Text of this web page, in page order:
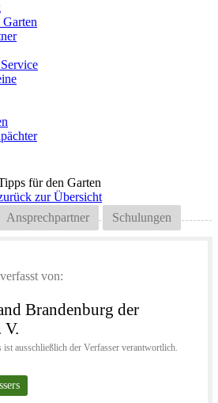
Ansprechpartner Schulungen
für den Garten
zur Übersicht
von:
Brandenburg der
V.
ist ausschließlich der Verfasser verantwortlich.